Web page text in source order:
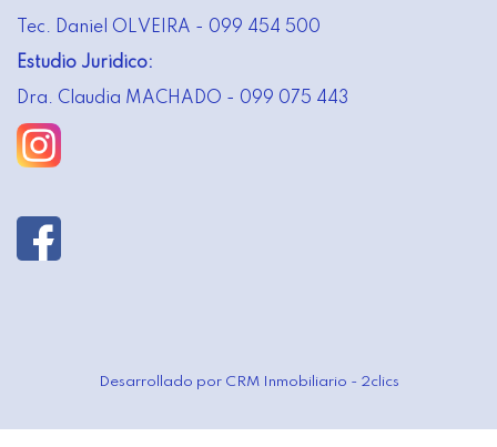
Tec. Daniel OLVEIRA - 099 454 500
Estudio Juridico:
Dra. Claudia MACHADO - 099 075 443
Desarrollado por CRM Inmobiliario - 2clics